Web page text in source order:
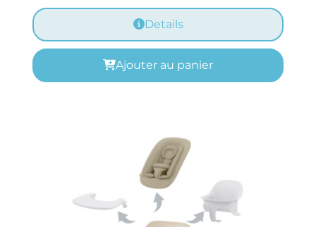
Details
Ajouter au panier